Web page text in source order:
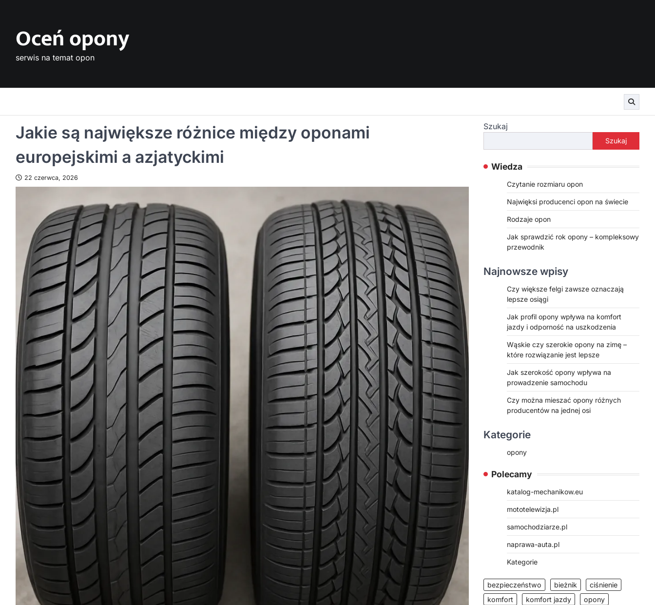
contentOceń opony
serwis na temat opon
Jakie są największe różnice między oponami
europejskimi a azjatyckimi
22 czerwca, 2026
Szukaj
Szukaj
Wiedza
Czytanie rozmiaru opon
Najwięksi producenci opon na świecie
Rodzaje opon
Jak sprawdzić rok opony – kompleksowy
przewodnik
Najnowsze wpisy
Czy większe felgi zawsze oznaczają
lepsze osiągi
Jak profil opony wpływa na komfort
jazdy i odporność na uszkodzenia
Wąskie czy szerokie opony na zimę –
które rozwiązanie jest lepsze
Jak szerokość opony wpływa na
prowadzenie samochodu
Czy można mieszać opony różnych
producentów na jednej osi
Kategorie
opony
Polecamy
katalog-mechanikow.eu
mototelewizja.pl
samochodziarze.pl
naprawa-auta.pl
Kategorie
bezpieczeństwo bieżnik
ciśnienie
komfort
komfort jazdy
opony